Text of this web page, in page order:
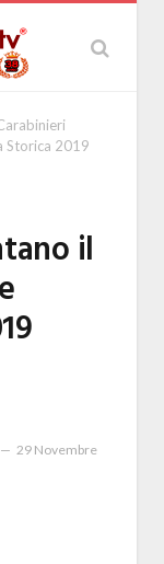
Storica 2019
il
29 Novembre